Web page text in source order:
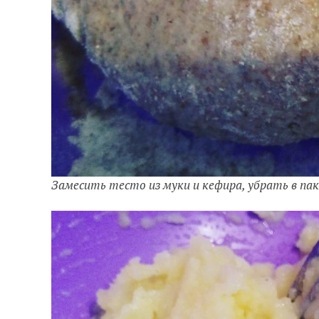
Замесить тесто из муки и кефира, убрать в